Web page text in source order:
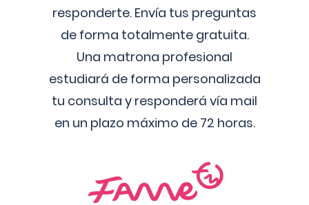
responderte. Envía tus preguntas
de forma totalmente gratuita.
Una matrona profesional
estudiará de forma personalizada
tu consulta y responderá vía mail
en un plazo máximo de 72 horas.